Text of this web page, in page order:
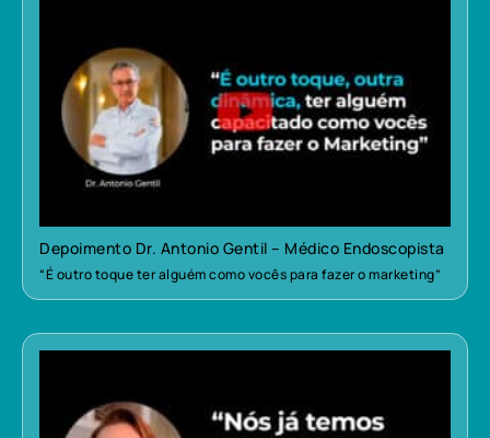
Depoimento Dr. Antonio Gentil – Médico Endoscopista
“É outro toque ter alguém como vocês para fazer o marketing”